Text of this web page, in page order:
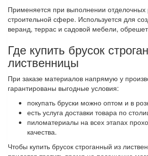
Применяется при выполнении отделочных
строительной сфере. Используется для
веранд, террас и садовой мебели,
Где купить брусок
лиственницы
При заказе материалов напрямую у
гарантированы выгодные условия:
покупать бруски можно оптом и в
есть услуга доставки товара по
пиломатериалы на всех этапах
качества.
Чтобы купить брусок строганный из